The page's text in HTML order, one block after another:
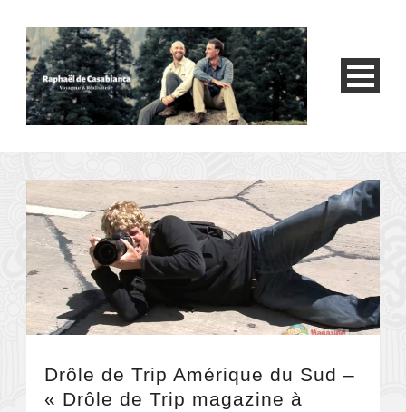
Drôle de Trip Amérique du Sud –
« Drôle de Trip magazine à